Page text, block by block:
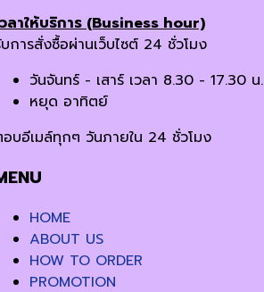
ลาให้บริการ (Business hour)
การสั่งซื้อผ่านเว็บไซต์ 24 ชั่วโมง
วันจันทร์ - เสาร์ เวลา 8.30 - 17.30 น.
หยุด อาทิตย์
บอีเมล์ทุกๆ วันภายใน 24 ชั่วโมง
HOME
ABOUT US
HOW TO ORDER
PROMOTION